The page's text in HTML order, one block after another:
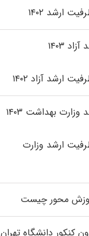
ارشد ۱۴۰۲
۱۴۰۳
ارشد آزاد ۱۴۰۲
بهداشت ۱۴۰۳
ارشد وزارت
محور چیست
کنکور دانشگاه تهران